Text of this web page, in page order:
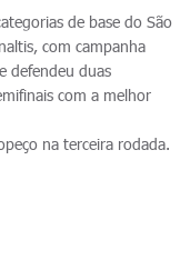
de base do São
com campanha
defendeu duas
com a melhor
na terceira rodada.